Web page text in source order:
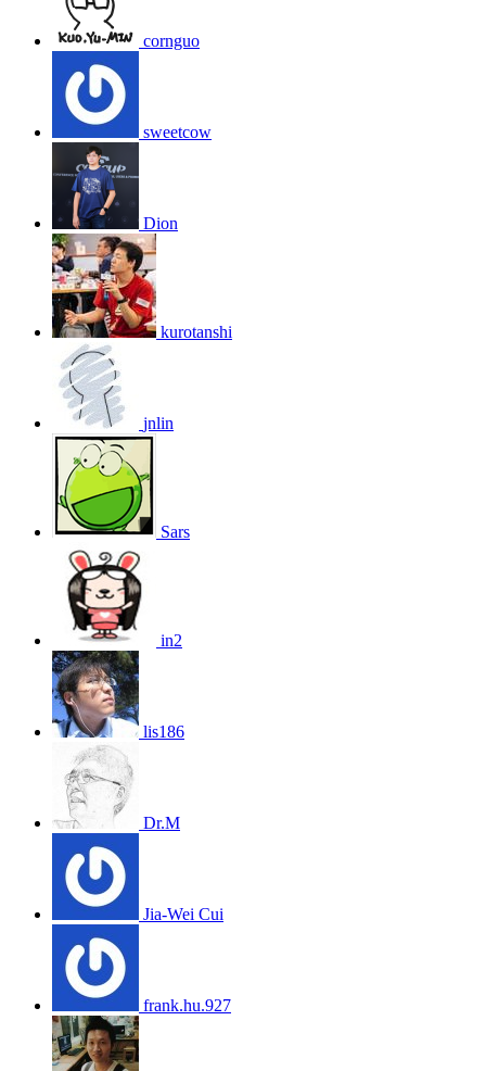
cornguo
sweetcow
Dion
kurotanshi
jnlin
Sars
in2
lis186
Dr.M
Jia-Wei Cui
frank.hu.927